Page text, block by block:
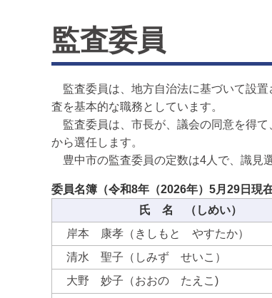
監査委員
監査委員は、地方自治法に基づいて設置
査を基本的な職務としています。
監査委員は、市長が、議会の同意を得て
から選任します。
豊中市の監査委員の定数は4人で、識見
委員名簿（令和8年（2026年）5月29日現在
氏 名 （しめい）
岸本 康孝（きしもと やすたか）
清水 聖子（しみず せいこ）
大野 妙子（おおの たえこ)